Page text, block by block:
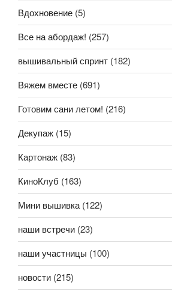
Вдохновение (5)
Все на абордаж! (257)
вышивальный спринт (182)
Вяжем вместе (691)
Готовим сани летом! (216)
Декупаж (15)
Картонаж (83)
КиноКлуб (163)
Мини вышивка(122)
наши встречи (23)
наши участницы (100)
новости (215)